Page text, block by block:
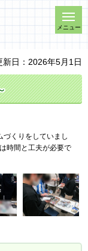
メニュー
新日：2026年5月1日
くりをしていまし
時間と工夫が必要で